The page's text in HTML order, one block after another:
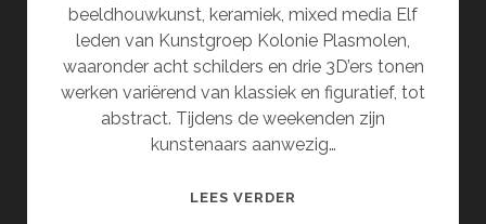
beeldhouwkunst, keramiek, mixed media Elf
leden van Kunstgroep Kolonie Plasmolen,
waaronder acht schilders en drie 3D’ers tonen
werken variërend van klassiek en figuratief, tot
abstract. Tijdens de weekenden zijn
kunstenaars aanwezig…
LEES VERDER